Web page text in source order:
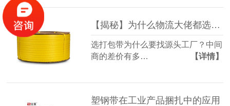
【揭秘】为什么物流大佬都选这家打包带源头工厂？
选打包带为什么要找源头工厂？中间
商的差价有多…
【详情】
塑钢带在工业产品捆扎中的应用